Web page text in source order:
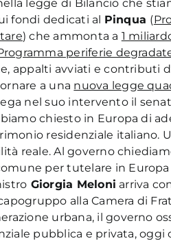
legge di Bilancio che
fondi dedicati al Pinqua (
) che ammonta a 1
periferie
appalti avviati e contributi
a una nuova legge
nel suo intervento il
chiesto in Europa di
residenziale italiano.
reale. Al governo
per tutelare in
Giorgia Meloni arriva
alla Camera di
urbana, il governo
pubblica e privata,